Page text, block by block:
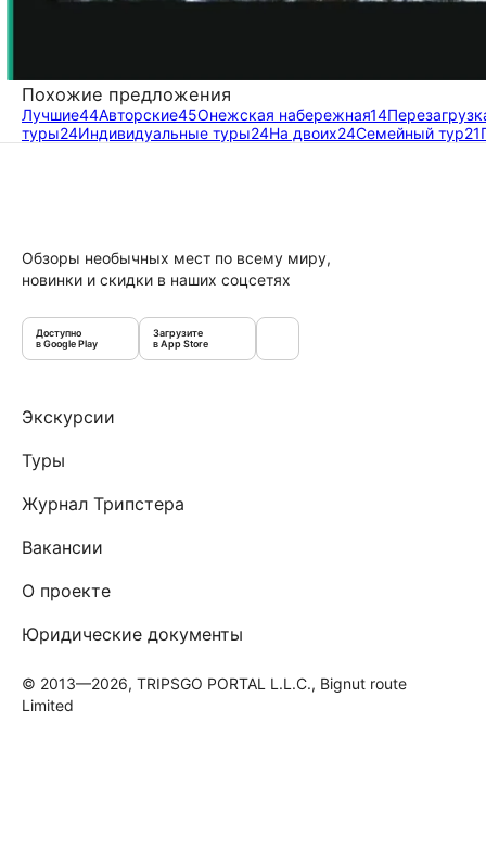
Похожие предложения
Лучшие44Авторские45Онежская набережная14
туры24Индивидуальные туры24На двоих24Семейный тур21
Обзоры необычных мест по всему миру,
новинки и скидки в наших соцсетях
Доступно
в Google Play
Загрузите
в App Store
Экскурсии
Туры
Журнал Трипстера
Вакансии
О проекте
Юридические документы
© 2013—2026, TRIPSGO PORTAL L.L.C., Bignut route
Limited